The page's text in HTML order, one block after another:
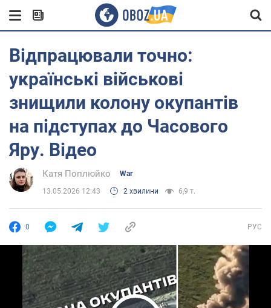
Відпрацювали точно:
українські військові
знищили колону окупантів
на підступах до Часового
Яру. Відео
Катя Поплюйко War
13.05.2026 12:43 2 хвилини 6,9 т.
0 РУС